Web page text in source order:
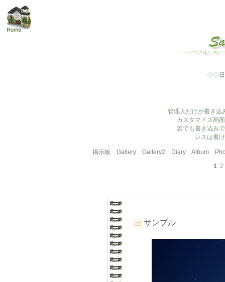
◇◇日
管理人だけが書き込
カスタマイズ画
誰でも書き込み
レスは書
掲示板 Gallery Gallery2 Diary Album
1 2
サンプル